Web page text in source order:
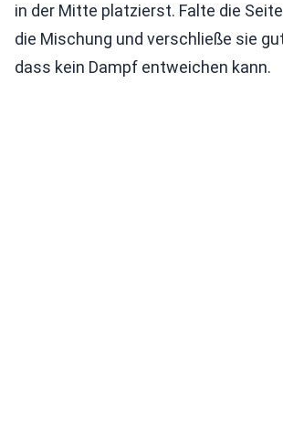
in der Mitte platzierst. Falte die
die Mischung und verschließe sie
dass kein Dampf entweichen kann.